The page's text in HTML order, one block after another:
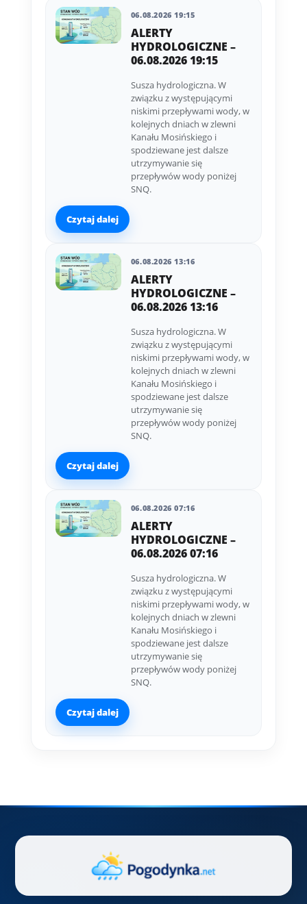
06.08.2026 19:15
ALERTY
HYDROLOGICZNE –
06.08.2026 19:15
Susza hydrologiczna. W
związku z występującymi
niskimi przepływami wody, w
kolejnych dniach w zlewni
Kanału Mosińskiego i
spodziewane jest dalsze
utrzymywanie się
przepływów wody poniżej
SNQ.
Czytaj dalej
06.08.2026 13:16
ALERTY
HYDROLOGICZNE –
06.08.2026 13:16
Susza hydrologiczna. W
związku z występującymi
niskimi przepływami wody, w
kolejnych dniach w zlewni
Kanału Mosińskiego i
spodziewane jest dalsze
utrzymywanie się
przepływów wody poniżej
SNQ.
Czytaj dalej
06.08.2026 07:16
ALERTY
HYDROLOGICZNE –
06.08.2026 07:16
Susza hydrologiczna. W
związku z występującymi
niskimi przepływami wody, w
kolejnych dniach w zlewni
Kanału Mosińskiego i
spodziewane jest dalsze
utrzymywanie się
przepływów wody poniżej
SNQ.
Czytaj dalej